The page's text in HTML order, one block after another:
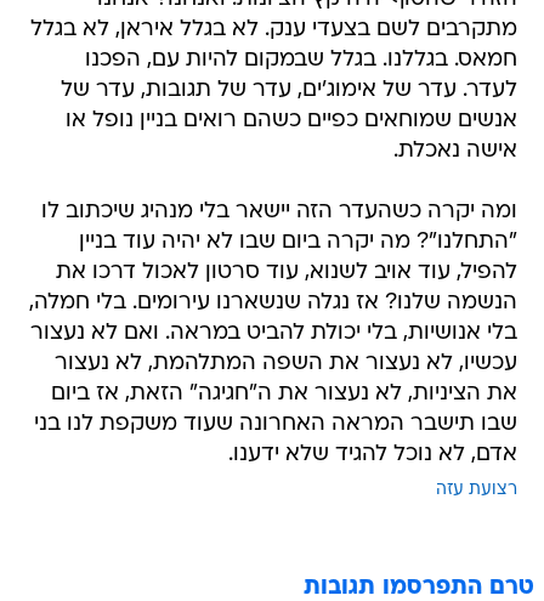
מתקרבים לשם בצעדי ענק. לא בגלל איראן, לא בגלל
חמאס. בגללנו. בגלל שבמקום להיות עם, הפכנו
לעדר. עדר של אימוג'ים, עדר של תגובות, עדר של
אנשים שמוחאים כפיים כשהם רואים בניין נופל או
אישה נאכלת.
ומה יקרה כשהעדר הזה יישאר בלי מנהיג שיכתוב לו
"התחלנו"? מה יקרה ביום שבו לא יהיה עוד בניין
להפיל, עוד אויב לשנוא, עוד סרטון לאכול דרכו את
הנשמה שלנו? אז נגלה שנשארנו עירומים. בלי חמלה,
בלי אנושיות, בלי יכולת להביט במראה. ואם לא נעצור
עכשיו, לא נעצור את השפה המתלהמת, לא נעצור
את הציניות, לא נעצור את ה"חגיגה" הזאת, אז ביום
שבו תישבר המראה האחרונה שעוד משקפת לנו בני
אדם, לא נוכל להגיד שלא ידענו.
רצועת עזה
טרם התפרסמו תגובות